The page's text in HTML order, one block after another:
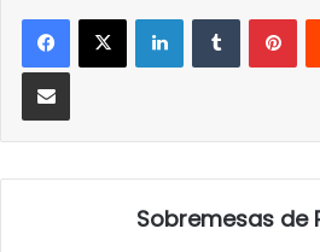
LinkedInTumblr
Partilhar Via Email
Sobremesas de